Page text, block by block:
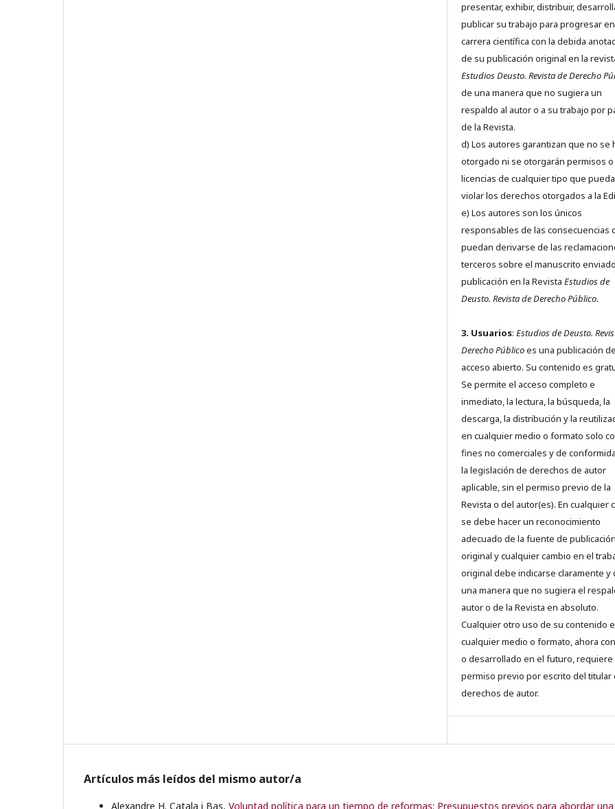
presentar, exhibir, distribuir,
publicar su trabajo para progresar
carrera científica con la debida
de su publicación original en la
Estudios Deusto. Revista de Derecho
de una manera que no sugiera un
respaldo al autor o a su trabajo por
de la Revista.
d) Los autores garantizan que no se
otorgado ni se otorgarán permisos o
licencias de cualquier tipo que
violar los derechos otorgados a la
e) Los autores son los únicos
responsables de las consecuencias
puedan derivarse de las
terceros sobre el manuscrito
publicación en la Revista Estudios de
Deusto. Revista de Derecho Público.
3. Usuarios: Estudios de Deusto.
Derecho Públicoes una publicación de
acceso abierto. Su contenido es
Se permite el acceso completo e
inmediato, la lectura, la búsqueda, la
descarga, la distribución y la
en cualquier medio o formato solo
fines no comerciales y de
la legislación de derechos de autor
aplicable, sin el permiso previo de la
Revista o del autor(es). En cualquier
se debe hacer un reconocimiento
adecuado de la fuente de publicación
original y cualquier cambio en el
original debe indicarse claramente y
una manera que no sugiera el
autor o de la Revista en absoluto.
Cualquier otro uso de su contenido
cualquier medio o formato, ahora
o desarrollado en el futuro, requiere
permiso previo por escrito del titular
derechos de autor.
Artículos más leídos del mismo autor/a
Alexandre H. Catala i Bas, Voluntad política para un tiempo de reformas: Presupuestos previos para abordar una